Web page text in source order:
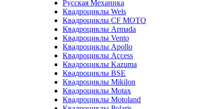
Русская Механика
Квадроциклы Wels
Квадроциклы CF MOTO
Квадроциклы Armada
Квадроциклы Vento
Квадроциклы Apollo
Квадроциклы Access
Квадроциклы Kazuma
Квадроциклы BSE
Квадроциклы Mikilon
Квадроциклы Motax
Квадроциклы Motoland